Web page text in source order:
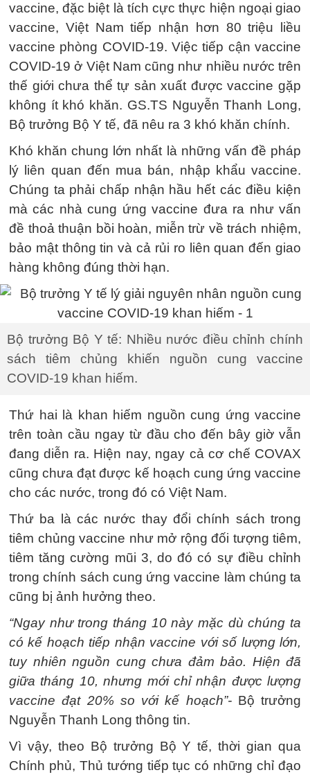
vaccine, đặc biệt là tích cực thực hiện ngoại giao
vaccine, Việt Nam tiếp nhận hơn 80 triệu liều
vaccine phòng COVID-19. Việc tiếp cận vaccine
COVID-19 ở Việt Nam cũng như nhiều nước trên
thế giới chưa thể tự sản xuất được vaccine gặp
không ít khó khăn. GS.TS Nguyễn Thanh Long,
Bộ trưởng Bộ Y tế, đã nêu ra 3 khó khăn chính.
Khó khăn chung lớn nhất là những vấn đề pháp
lý liên quan đến mua bán, nhập khẩu vaccine.
Chúng ta phải chấp nhận hầu hết các điều kiện
mà các nhà cung ứng vaccine đưa ra như vấn
đề thoả thuận bồi hoàn, miễn trừ về trách nhiệm,
bảo mật thông tin và cả rủi ro liên quan đến giao
hàng không đúng thời hạn.
Bộ trưởng Bộ Y tế: Nhiều nước điều chỉnh chính
sách tiêm chủng khiến nguồn cung vaccine
COVID-19 khan hiếm.
Thứ hai là khan hiếm nguồn cung ứng vaccine
trên toàn cầu ngay từ đầu cho đến bây giờ vẫn
đang diễn ra. Hiện nay, ngay cả cơ chế COVAX
cũng chưa đạt được kế hoạch cung ứng vaccine
cho các nước, trong đó có Việt Nam.
Thứ ba là các nước thay đổi chính sách trong
tiêm chủng vaccine như mở rộng đối tượng tiêm,
tiêm tăng cường mũi 3, do đó có sự điều chỉnh
trong chính sách cung ứng vaccine làm chúng ta
cũng bị ảnh hưởng theo.
“Ngay như trong tháng 10 này mặc dù chúng ta
có kế hoạch tiếp nhận vaccine với số lượng lớn,
tuy nhiên nguồn cung chưa đảm bảo. Hiện đã
giữa tháng 10, nhưng mới chỉ nhận được lượng
vaccine đạt 20% so với kế hoạch”-Bộ trưởng
Nguyễn Thanh Long thông tin.
Vì vậy, theo Bộ trưởng Bộ Y tế, thời gian qua
Chính phủ, Thủ tướng tiếp tục có những chỉ đạo